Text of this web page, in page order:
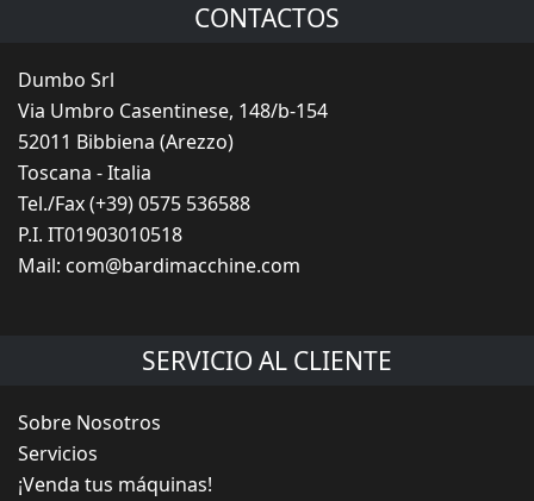
CONTACTOS
Dumbo Srl
Via Umbro Casentinese, 148/b-154
52011 Bibbiena (Arezzo)
Toscana - Italia
Tel./Fax (+39) 0575 536588
P.I. IT01903010518
Mail: com@bardimacchine.com
SERVICIO AL CLIENTE
Sobre Nosotros
Servicios
¡Venda tus máquinas!